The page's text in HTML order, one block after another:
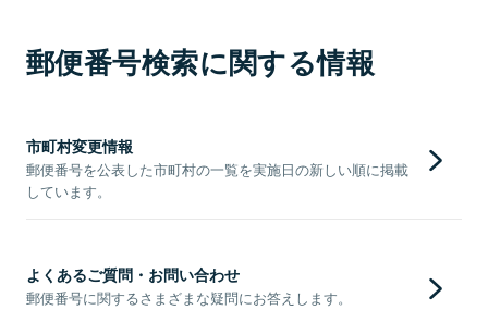
郵便番号検索に関する情報
市町村変更情報
郵便番号を公表した市町村の一覧を実施日の新しい順に掲載
しています。
よくあるご質問・お問い合わせ
郵便番号に関するさまざまな疑問にお答えします。